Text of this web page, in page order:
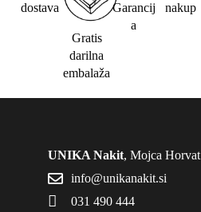
dostava
Gratis
darilna
embalaža
Garancij
a
nakup
UNIKA Nakit, Mojca Horvat
info@unikanakit.si
031 490 444